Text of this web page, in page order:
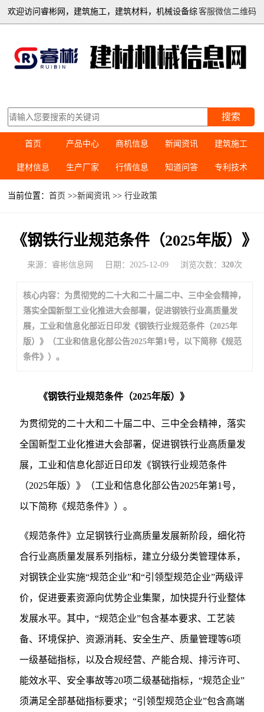
客服微信二维码
欢迎访问睿彬网，建筑施工，建筑材料，机械设备综
搜索
首页 产品中心 商机信息 新闻资讯 建筑施工
建材信息 生产厂家 行情信息 知道问答 专利技术
当前位置：首页 >>新闻资讯 >>行业政策
《钢铁行业规范条件（2025年版）》
来源：睿彬信息网 日期：2025-12-09 浏览次数： 320次
核心内容：为贯彻党的二十大和二十届二中、三中全会精神，
落实全国新型工业化推进大会部署，促进钢铁行业高质量发
展，工业和信息化部近日印发《钢铁行业规范条件（2025年
版）》（工业和信息化部公告2025年第1号，以下简称《规范
条件》）。
《钢铁行业规范条件（2025年版）》
为贯彻党的二十大和二十届二中、三中全会精神，落实
全国新型工业化推进大会部署，促进钢铁行业高质量发
展，工业和信息化部近日印发《钢铁行业规范条件
（2025年版）》（工业和信息化部公告2025年第1号，
以下简称《规范条件》）。
《规范条件》立足钢铁行业高质量发展新阶段，细化符
合行业高质量发展系列指标，建立分级分类管理体系，
对钢铁企业实施“规范企业”和“引领型规范企业”两级评
价，促进要素资源向优势企业集聚，加快提升行业整体
发展水平。其中，“规范企业”包含基本要求、工艺装
备、环境保护、资源消耗、安全生产、质量管理等6项
一级基础指标，以及合规经营、产能合规、排污许可、
能效水平、安全事故等20项二级基础指标，“规范企业”
须满足全部基础指标要求；“引领型规范企业”包含高端